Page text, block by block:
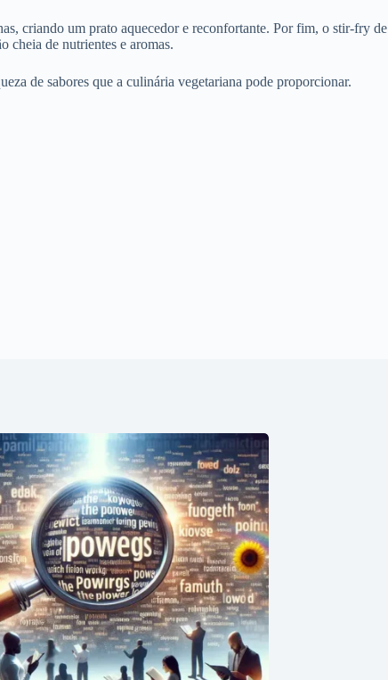
criando um prato aquecedor e reconfortante. Por fim, o stir-fry de
cheia de nutrientes e aromas.
de sabores que a culinária vegetariana pode proporcionar.